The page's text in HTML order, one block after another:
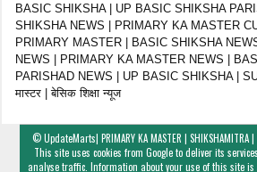
BASIC SHIKSHA | UP BASIC SHIKSHA
SHIKSHA NEWS | PRIMARY KA MASTER
PRIMARY MASTER | BASIC SHIKSHA
NEWS | PRIMARY KA MASTER NEWS |
PARISHAD NEWS | UP BASIC SHIKSHA |
मास्टर | बेसिक शिक्षा न्यूज
©UpdateMarts| PRIMARY KA MASTER |
This site uses cookies from Google to deliver its
analyse traffic. Information about your use of this site is